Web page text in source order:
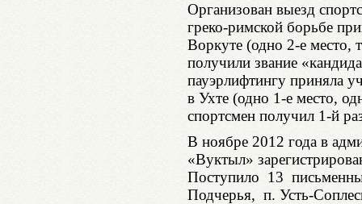
Организован выезд
греко-римской борьбе
Воркуте (одно 2-е место,
получили звание
пауэрлифтингу приняла
в Ухте (одно 1-е место,
спортсмен получил 1-й
В ноябре 2012 года в
«Вуктыл»
Поступило 13
Подчерья, п. Усть-